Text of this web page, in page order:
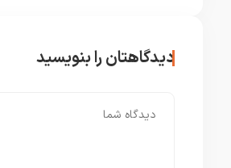
دیدگاهتان را بنویسید